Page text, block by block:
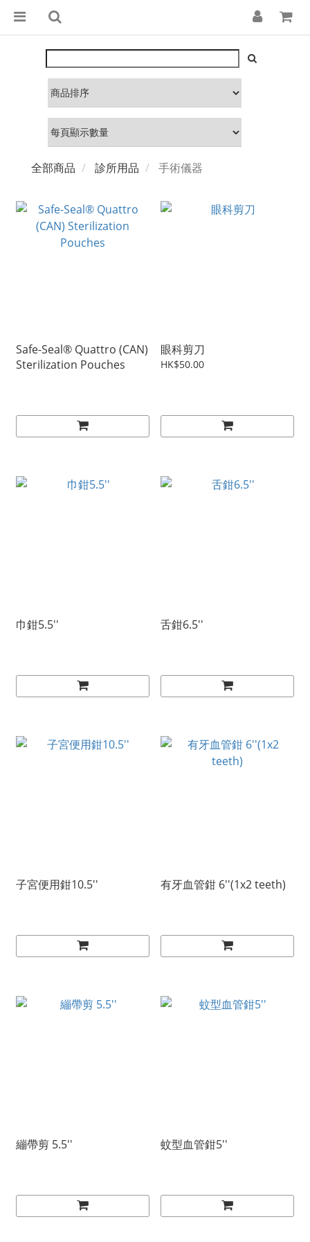
全部商品 診所用品 手術儀器
Safe-Seal® Quattro (CAN)
Sterilization Pouches
眼科剪刀
HK$50.00
巾鉗5.5'' 舌鉗6.5''
子宮便用鉗10.5'' 有牙血管鉗 6''(1x2 teeth)
繃帶剪 5.5'' 蚊型血管鉗5''